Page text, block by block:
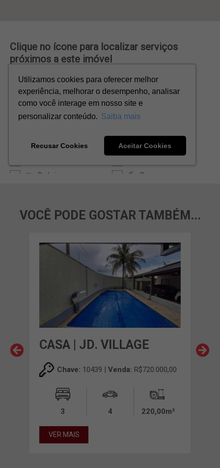
VOCÊ PODE GOSTAR TAMBÉM...
CASA | JD. VILLAGE
Chave: 10439 | Venda: R$720.000,00
3 4 220,00m²
VER MAIS